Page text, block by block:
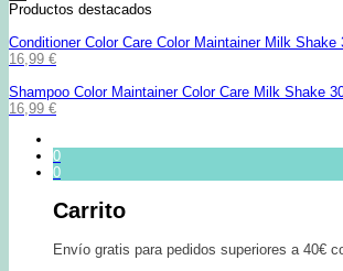
Productos destacados
Conditioner Color Care Color Maintainer Milk Shake
16,99 €
Shampoo Color Maintainer Color Care Milk Shake
16,99 €
0
0
Carrito
Envío gratis para pedidos superiores a 40€